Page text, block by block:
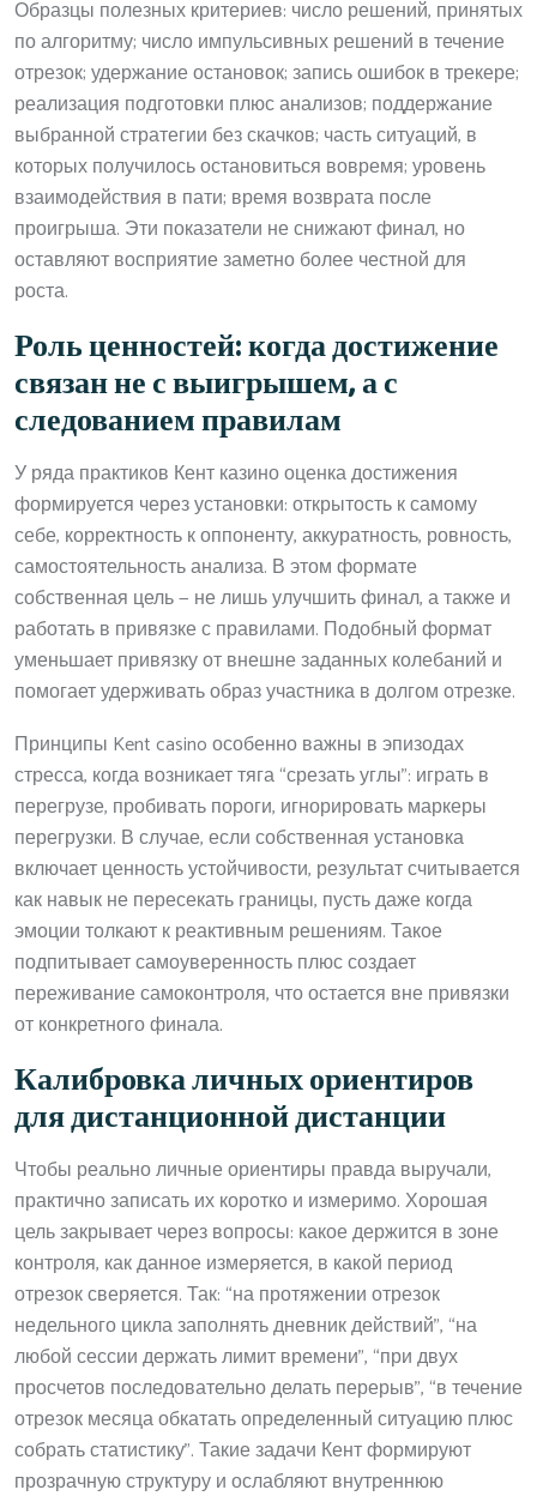
Образцы полезных критериев: число решений, принятых
по алгоритму; число импульсивных решений в течение
отрезок; удержание остановок; запись ошибок в трекере;
реализация подготовки плюс анализов; поддержание
выбранной стратегии без скачков; часть ситуаций, в
которых получилось остановиться вовремя; уровень
взаимодействия в пати; время возврата после
проигрыша. Эти показатели не снижают финал, но
оставляют восприятие заметно более честной для
роста.
Роль ценностей: когда достижение
связан не с выигрышем, а с
следованием правилам
У ряда практиков Кент казино оценка достижения
формируется через установки: открытость к самому
себе, корректность к оппоненту, аккуратность, ровность,
самостоятельность анализа. В этом формате
собственная цель — не лишь улучшить финал, а также и
работать в привязке с правилами. Подобный формат
уменьшает привязку от внешне заданных колебаний и
помогает удерживать образ участника в долгом отрезке.
Принципы Kent casino особенно важны в эпизодах
стресса, когда возникает тяга “срезать углы”: играть в
перегрузе, пробивать пороги, игнорировать маркеры
перегрузки. В случае, если собственная установка
включает ценность устойчивости, результат считывается
как навык не пересекать границы, пусть даже когда
эмоции толкают к реактивным решениям. Такое
подпитывает самоуверенность плюс создает
переживание самоконтроля, что остается вне привязки
от конкретного финала.
Калибровка личных ориентиров
для дистанционной дистанции
Чтобы реально личные ориентиры правда выручали,
практично записать их коротко и измеримо. Хорошая
цель закрывает через вопросы: какое держится в зоне
контроля, как данное измеряется, в какой период
отрезок сверяется. Так: “на протяжении отрезок
недельного цикла заполнять дневник действий”, “на
любой сессии держать лимит времени”, “при двух
просчетов последовательно делать перерыв”, “в течение
отрезок месяца обкатать определенный ситуацию плюс
собрать статистику”. Такие задачи Кент формируют
прозрачную структуру и ослабляют внутреннюю